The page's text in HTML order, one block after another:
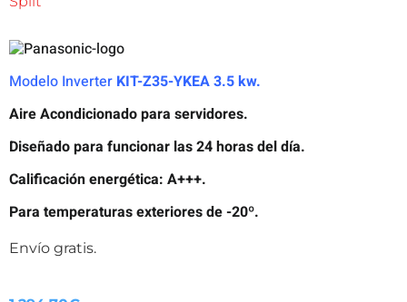
Modelo Inverter KIT-Z35-YKEA3.5 kw.
Aire Acondicionado para servidores.
Diseñado para funcionar las 24 horas del día.
Calificación energética: A+++.
Para temperaturas exteriores de -20º.
Envío gratis.